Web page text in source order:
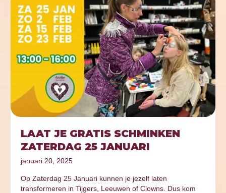
LAAT JE GRATIS SCHMINKEN
ZATERDAG 25 JANUARI
januari 20, 2025
Op Zaterdag 25 Januari kunnen je jezelf laten
transformeren in Tijgers, Leeuwen of Clowns. Dus kom